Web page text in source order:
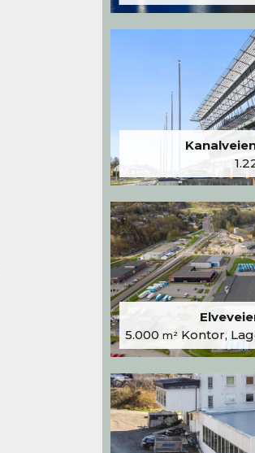
5.000 m²Kontor,